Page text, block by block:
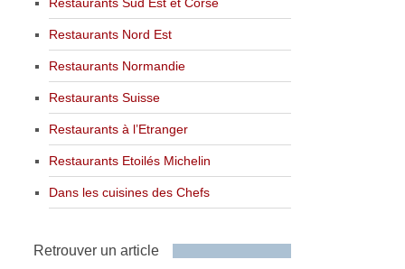
Restaurants Nord Est
Restaurants Normandie
Restaurants Suisse
Restaurants à l’Etranger
Restaurants Etoilés Michelin
Dans les cuisines des Chefs
Retrouver un article